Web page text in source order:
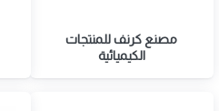
مصنع كرنف للمنتجات
الكيميائية